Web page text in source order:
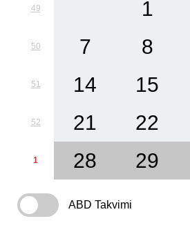
49 1
50 7 8
51 14 15
52 21 22
1 28 29
ABD Takvimi